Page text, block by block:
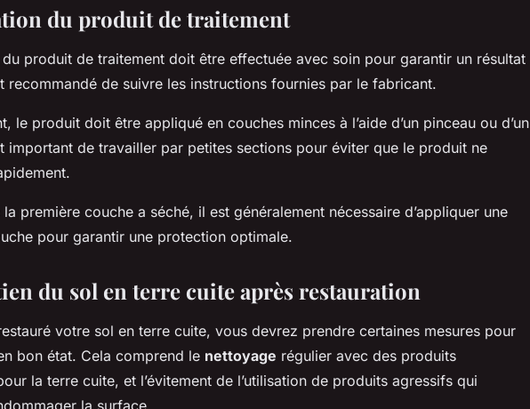
du produit de traitement
du produit de traitement doit être effectuée avec soin pour garantir un résultat
recommandé de suivre les instructions fournies par le fabricant.
le produit doit être appliqué en couches minces à l’aide d’un pinceau ou d’un
important de travailler par petites sections pour éviter que le produit ne
première couche a séché, il est généralement nécessaire d’appliquer une
pour garantir une protection optimale.
du sol en terre cuite après restauration
votre sol en terre cuite, vous devrez prendre certaines mesures pour
bon état. Cela comprend le nettoyage régulier avec des produits
la terre cuite, et l’évitement de l’utilisation de produits agressifs qui